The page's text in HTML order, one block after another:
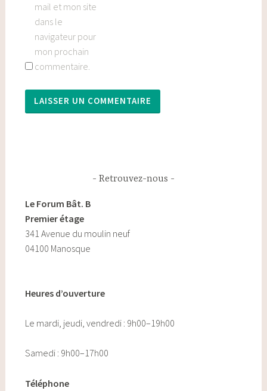
mail et mon site
dans le
navigateur pour
mon prochain
commentaire.
Retrouvez-nous
Le Forum Bât. B
Premier étage
341 Avenue du moulin neuf
04100 Manosque
Heures d’ouverture
Le mardi, jeudi, vendredi : 9h00–19h00
Samedi : 9h00–17h00
Téléphone